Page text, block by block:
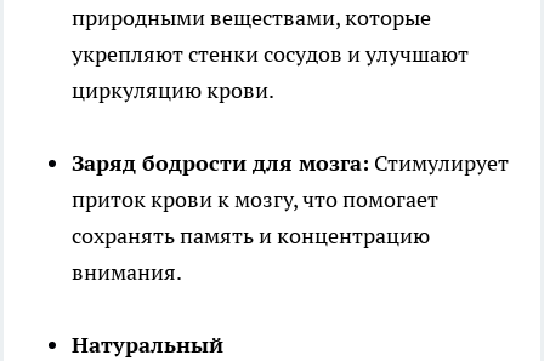
природными веществами, которые
укрепляют стенки сосудов и улучшают
циркуляцию крови.
Заряд бодрости для мозга: Стимулирует
приток крови к мозгу, что помогает
сохранять память и концентрацию
внимания.
Натуральный